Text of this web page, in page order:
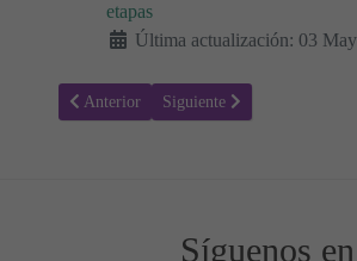
etapas
Última actualización: 03
Artículo anterior: ¿Cómo funcionan las
Anterior Artículo siguiente: Parto
Siguiente
Síguenos en